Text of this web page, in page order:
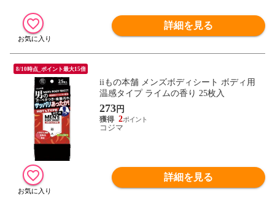
詳細を見る
8/10時点_ポイント最大15倍
iiもの本舗 メンズボディシート ボディ用
温感タイプ ライムの香り 25枚入
273円
2
コジマ
詳細を見る